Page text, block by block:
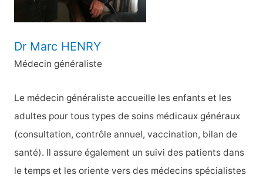
Dr Marc HENRY
Médecin généraliste
Le médecin généraliste accueille les enfants et les
adultes pour tous types de soins médicaux généraux
(consultation, contrôle annuel, vaccination, bilan de
santé). Il assure également un suivi des patients dans
le temps et les oriente vers des médecins spécialistes